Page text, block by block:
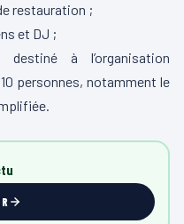
restauration ;
et DJ ;
à l’organisation
personnes, notamment le